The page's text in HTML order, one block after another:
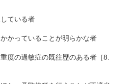
ている者
かっていることが明らかな者
度の過敏症の既往歴のある者［8.